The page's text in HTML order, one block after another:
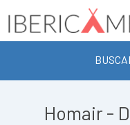
Homair -